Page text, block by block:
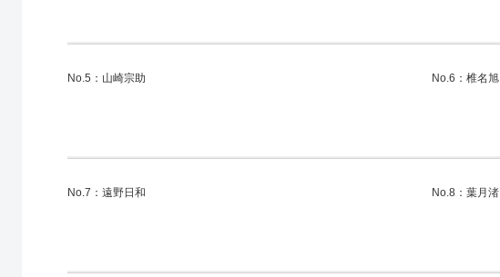
No.5：山崎宗助 No.6：椎名旭
No.7：遠野日和 No.8：葉月渚